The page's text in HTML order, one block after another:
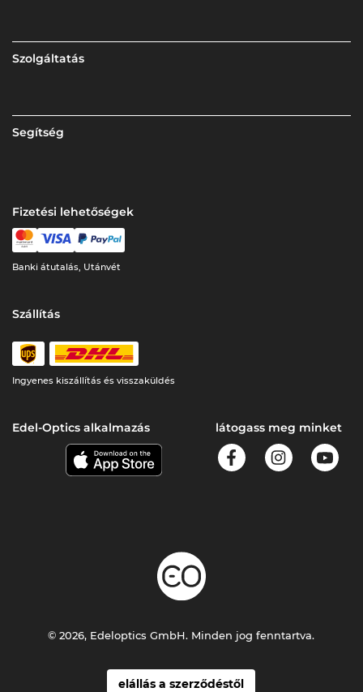
Szolgáltatás
Segítség
Fizetési lehetőségek
Banki átutalás, Utánvét
Szállítás
Ingyenes kiszállítás és visszaküldés
Edel-Optics alkalmazás látogass meg minket
elállás a szerződéstől
© 2026, Edeloptics GmbH. Minden jog fenntartva.